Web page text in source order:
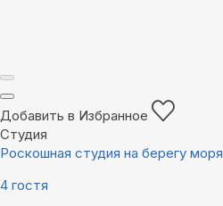
Добавить в Избранное
Студия
Роскошная студия на берегу моря
4 гостя